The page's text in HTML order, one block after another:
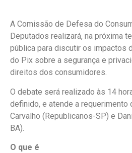
A Comissão de Defesa do
Deputados realizará, na próxima
pública para discutir os impactos
do Pix sobre a segurança e
direitos dos consumidores.
O debate será realizado às 14
definido, e atende a
Carvalho (Republicanos-SP) e
BA).
O que é